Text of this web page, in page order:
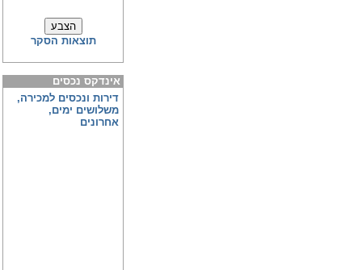
תוצאות הסקר
אינדקס נכסים
דירות ונכסים למכירה,
משלושים ימים,
אחרונים